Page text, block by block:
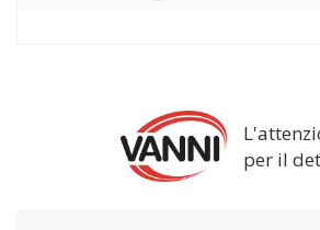
per il